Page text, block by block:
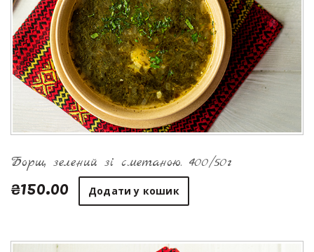
Борщ зелений зі сметаною. 400/50г
₴150.00 Додати у кошик